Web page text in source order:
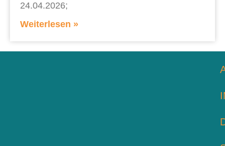
24.04.2026;
Weiterlesen »